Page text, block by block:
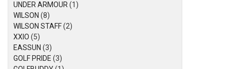
UNDER ARMOUR (1)
WILSON (8)
WILSON STAFF(2)
XXIO (5)
EASSUN (3)
GOLF PRIDE (3)